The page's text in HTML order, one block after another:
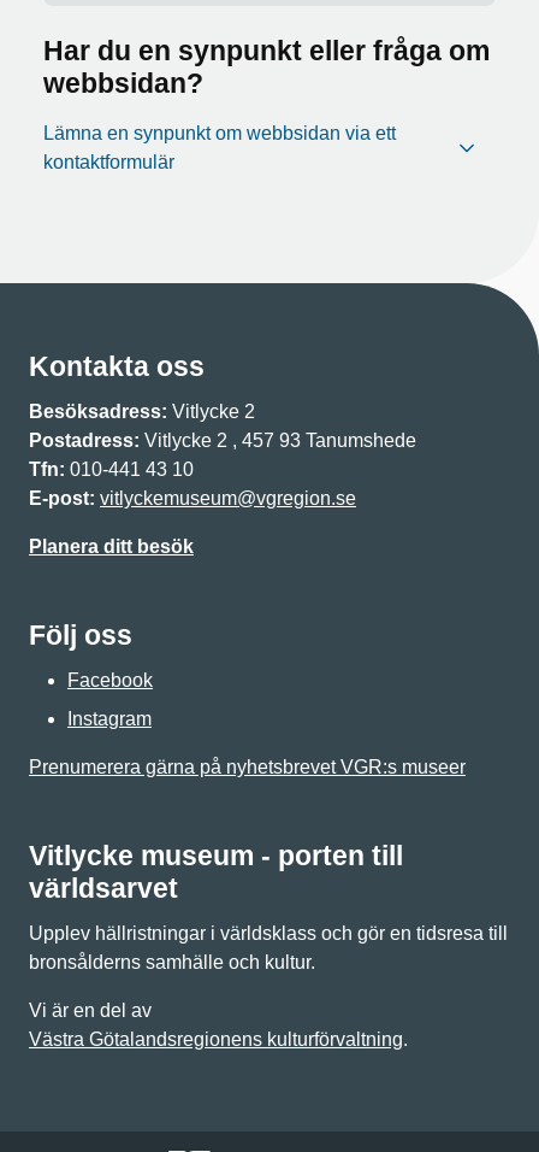
Har du en synpunkt eller fråga om
webbsidan?
Lämna en synpunkt om webbsidan via ett
kontaktformulär
Kontakta oss
Besöksadress: Vitlycke 2
Postadress: Vitlycke 2 , 457 93 Tanumshede
Tfn: 010-441 43 10
E-post: vitlyckemuseum@vgregion.se
Planera ditt besök
Följ oss
Facebook
Instagram
Prenumerera gärna på nyhetsbrevet VGR:s museer
Vitlycke museum - porten till
världsarvet
Upplev hällristningar i världsklass och gör en tidsresa till
bronsålderns samhälle och kultur.
Vi är en del av
Västra Götalandsregionens kulturförvaltning.